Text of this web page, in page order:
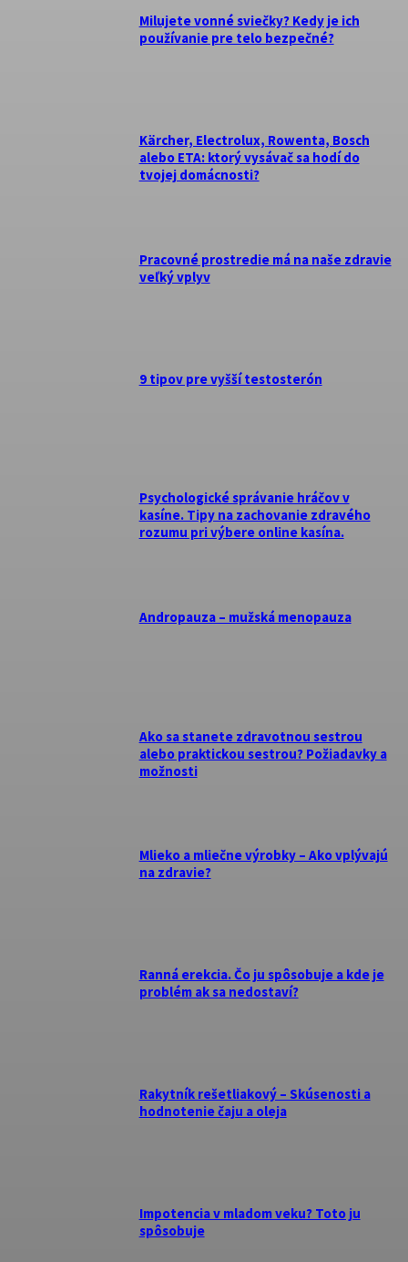
Milujete vonné sviečky? Kedy je ich
používanie pre telo bezpečné?
Kärcher, Electrolux, Rowenta, Bosch
alebo ETA: ktorý vysávač sa hodí do
tvojej domácnosti?
Pracovné prostredie má na naše zdravie
veľký vplyv
9 tipov pre vyšší testosterón
Psychologické správanie hráčov v
kasíne. Tipy na zachovanie zdravého
rozumu pri výbere online kasína.
Andropauza – mužská menopauza
Ako sa stanete zdravotnou sestrou
alebo praktickou sestrou? Požiadavky a
možnosti
Mlieko a mliečne výrobky – Ako vplývajú
na zdravie?
Ranná erekcia. Čo ju spôsobuje a kde je
problém ak sa nedostaví?
Rakytník rešetliakový – Skúsenosti a
hodnotenie čaju a oleja
Impotencia v mladom veku? Toto ju
spôsobuje